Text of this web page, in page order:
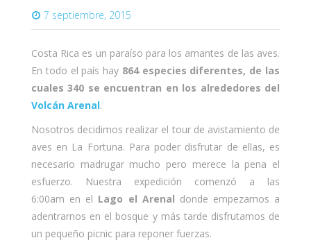
7 septiembre, 2015
Costa Rica es un paraíso para los amantes de las aves.
En todo el país hay 864 especies diferentes, de las
cuales 340 se encuentran en los alrededores del
Volcán Arenal.
Nosotros decidimos realizar el tour de avistamiento de
aves en La Fortuna. Para poder disfrutar de ellas, es
necesario madrugar mucho pero merece la pena el
esfuerzo. Nuestra expedición comenzó a las
6:00am en el Lago el Arenal donde empezamos a
adentrarnos en el bosque y más tarde disfrutamos de
un pequeño picnic para reponer fuerzas.